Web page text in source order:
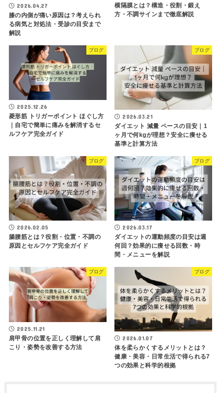
2026.04.27
膝の内側が痛い原因は？考えられ
る病気と対処法・受診の目安まで
解説
横隔膜とは？構造・役割・鍛え
方・不調サインまで徹底解説
ブログ
2025.12.26
菱形筋 トリガーポイント ほぐし方
｜自宅で簡単に痛みを解消するセ
ルフケア完全ガイド
ブログ
2026.03.21
ダイエット 減量 ペースの目安｜1
ヶ月で何kgが理想？安全に痩せる
基準と計算方法
ブログ
2026.02.05
腸腰筋とは？役割・位置・不調の
原因とセルフケア完全ガイド
ブログ
2026.03.17
ダイエットの運動頻度の目安は週
何回？効果的に痩せる回数・時
間・メニューを解説
ブログ
2025.11.21
肩甲骨の位置を正しく理解して肩
こり・姿勢を改善する方法
ブログ
2026.01.07
体を柔らかくするメリットとは？
健康・美容・日常生活で得られる7
つの効果と科学的根拠